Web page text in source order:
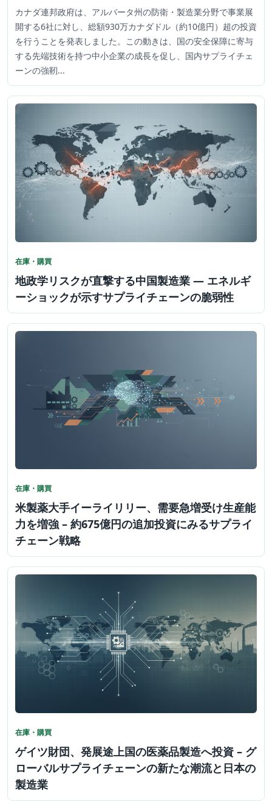
カナダ連邦政府は、アルバータ州の防衛・製造業分野で事業展
開する6社に対し、総額930万カナダドル（約10億円）超の投資
を行うことを発表しました。この動きは、国の安全保障に寄与
する先端技術を持つ中小企業の成長を促し、国内サプライチェ
ーンの強靭...
在庫・購買
地政学リスクが直撃する中国製造業 — エネルギ
ーショックが示すサプライチェーンの脆弱性
在庫・購買
米製薬大手イーライリリー、需要急増受け生産能
力を増強 – 約675億円の追加投資にみるサプライ
チェーン戦略
在庫・購買
ゲイツ財団、発展途上国の医薬品製造へ投資 – グ
ローバルサプライチェーンの新たな潮流と日本の
製造業